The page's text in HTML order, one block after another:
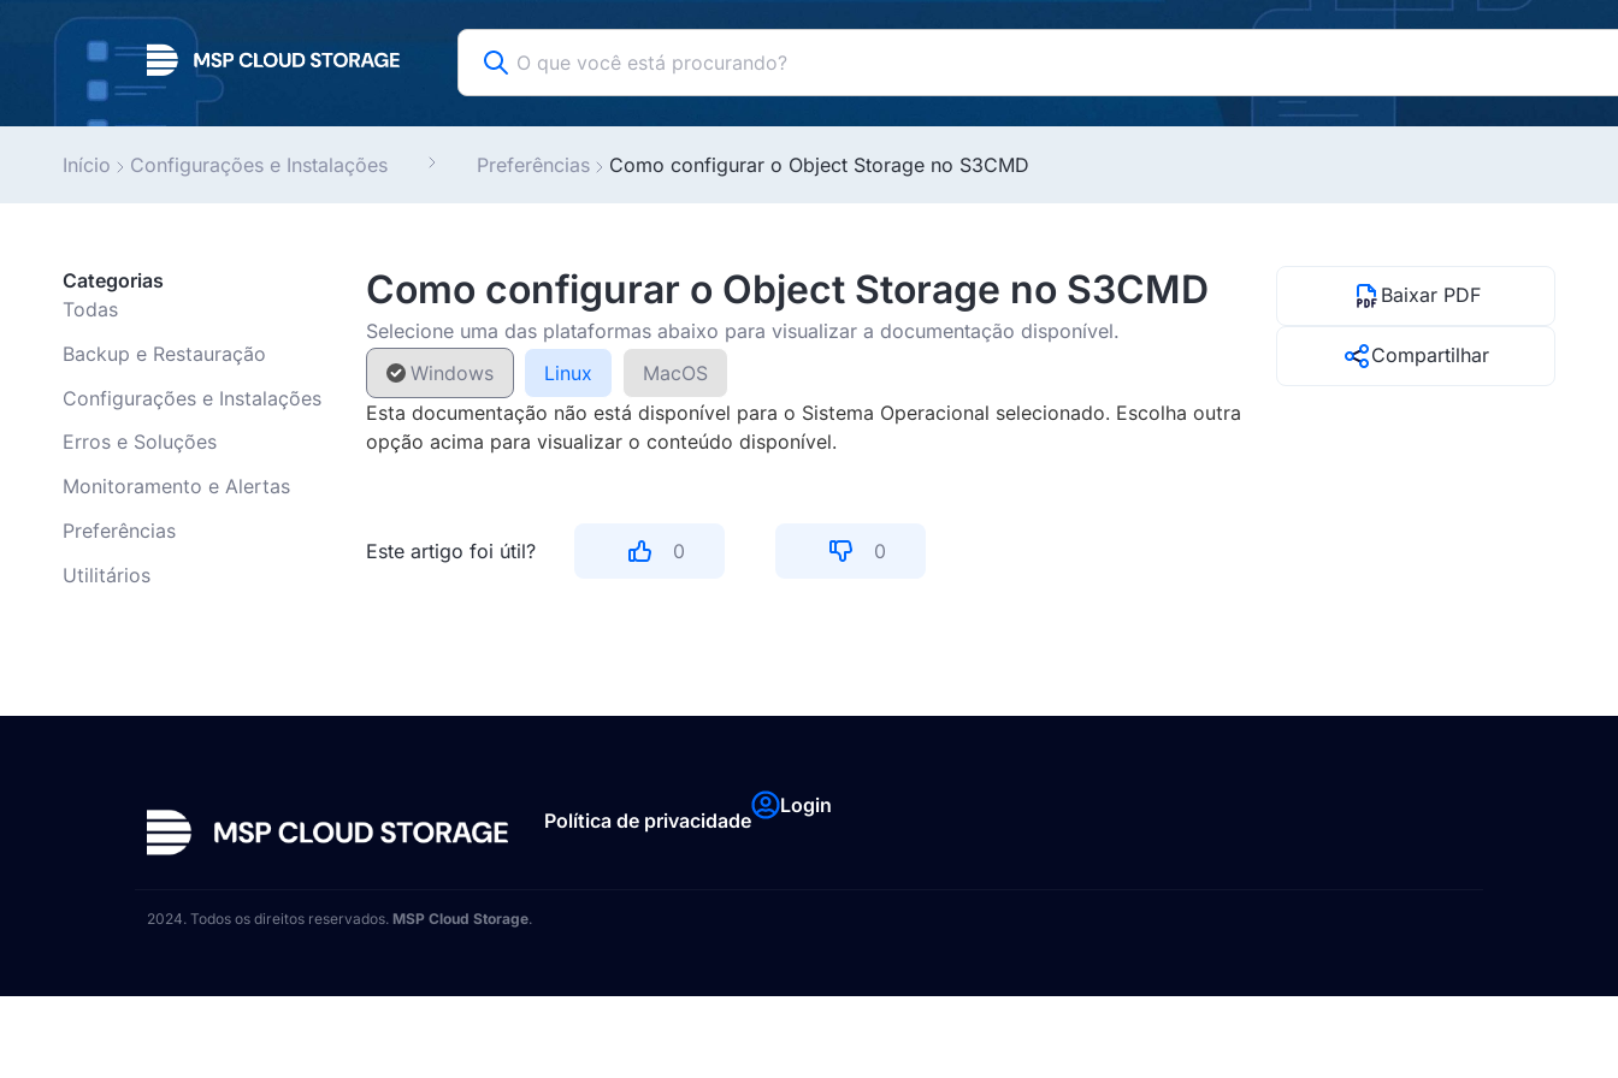
Início Configurações e Instalações Preferências Como configurar o Object Storage no S3CMD
Categorias
Todas
Backup e Restauração
Configurações e Instalações
Erros e Soluções
Monitoramento e Alertas
Preferências
Utilitários
Como configurar o Object Storage no S3CMD
Selecione uma das plataformas abaixo para visualizar a documentação disponível.
Windows
Linux
MacOS
Esta documentação não está disponível para o Sistema Operacional selecionado. Escolha outra
opção acima para visualizar o conteúdo disponível.
Este artigo foi útil? 0 0
Baixar PDF
Compartilhar
Política de privacidade
Login
2024. Todos os direitos reservados. MSP Cloud Storage.